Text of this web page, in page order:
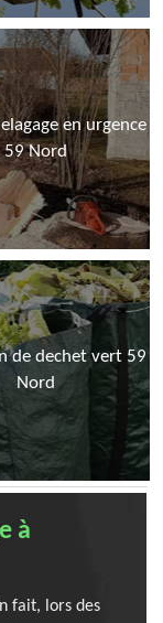
en urgence
59 Nord
de dechet vert 59
Nord
à
fait, lors des